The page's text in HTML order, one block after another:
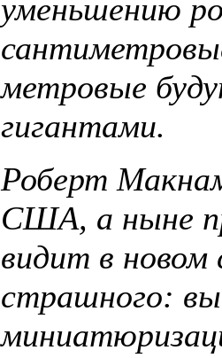
уменьшению
метровые
гигантами.
Роберт
США, а ныне
видит в новом
страшного: